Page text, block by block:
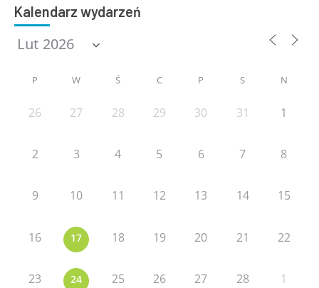
Kalendarz wydarzeń
P W Ś C P S N
26 27 28 29 30 31 1
2 3 4 5 6 7 8
9 10 11 12 13 14 15
16 17 18 19 20 21 22
23 24 25 26 27 28 1